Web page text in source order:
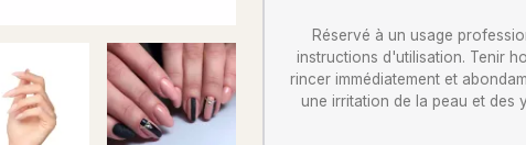
Réservé à un usage
instructions d'utilisation. Tenir
rincer immédiatement et
une irritation de la peau et des